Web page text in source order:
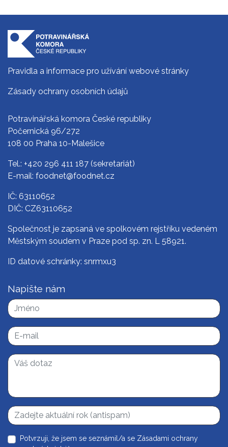
Pravidla a informace pro užívání webové stránky
Zásady ochrany osobních údajů
Potravinářská komora České republiky
Počernická 96/272
108 00 Praha 10-Malešice
Tel.: +420 296 411 187 (sekretariát)
E-mail: foodnet@foodnet.cz
IČ: 63110652
DIČ: CZ63110652
Společnost je zapsaná ve spolkovém rejstříku vedeném
Městským soudem v Praze pod sp. zn. L 58921.
ID datové schránky: snrmxu3
Napište nám
Potvrzuji, že jsem se seznámil/a se Zásadami ochrany